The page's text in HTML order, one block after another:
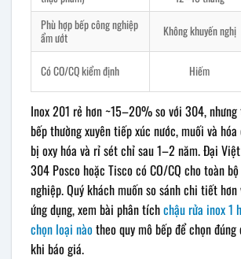
Phù hợp bếp công nghiệp
ẩm ướt
Không khuyến nghị
Có CO/CQ kiểm định Hiếm
Inox 201 rẻ hơn ~15–20% so với 304,
bếp thường xuyên tiếp xúc nước, muối và
bị oxy hóa và rỉ sét chỉ sau 1–2 năm. Đại
304 Posco hoặc Tisco có CO/CQ cho toàn
nghiệp. Quý khách muốn so sánh chi tiết hơn
ứng dụng, xem bài phân tíchchậu rửa inox 1
chọn loại nàotheo quy mô bếp để chọn
khi báo giá.